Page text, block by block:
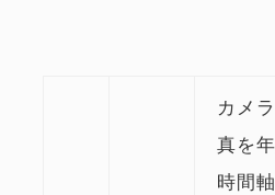
カメ
真を
時間